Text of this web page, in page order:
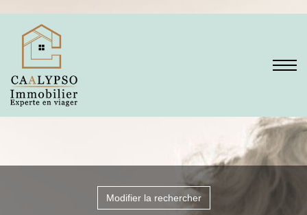
Modifier la rechercher